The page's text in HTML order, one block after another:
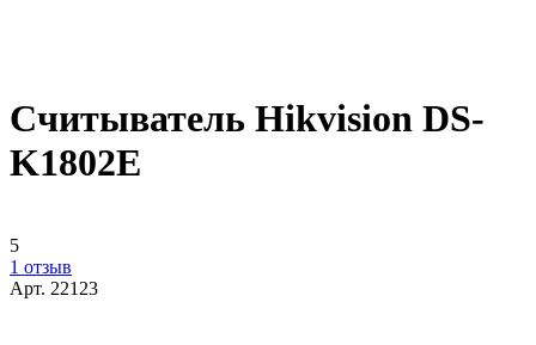
Считыватель Hikvision DS-
K1802E
5
1 отзыв
Арт. 22123